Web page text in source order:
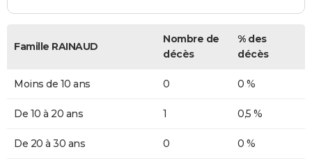
Famille RAINAUD
Nombre de
décès
% des
décès
Moins de 10 ans 0 0 %
De 10 à 20 ans 1 0,5 %
De 20 à 30 ans 0 0 %